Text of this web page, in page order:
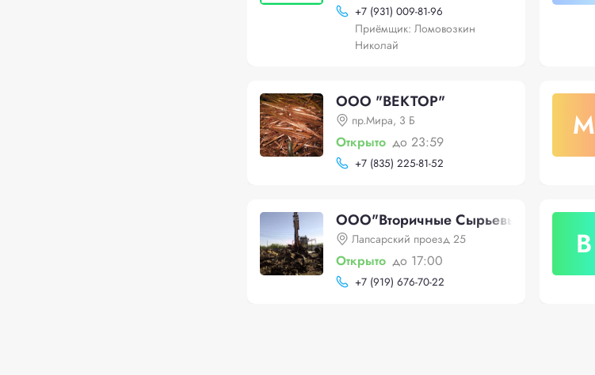
+7 (931) 009-81-96
Приёмщик: Ломовозкин
Николай
ООО "ВЕКТОР"
пр.Мира, 3 Б
Открыто до 23:59
+7 (835) 225-81-52
М
ООО"Вторичные Сырьевые Ресурсы"
Лапсарский проезд 25
Открыто до 17:00
+7 (919) 676-70-22
В